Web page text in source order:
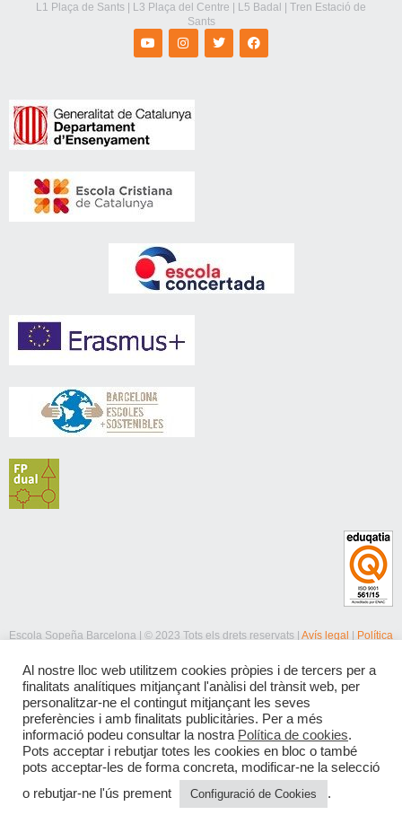
L1 Plaça de Sants | L3 Plaça del Centre | L5 Badal | Tren Estació de
Sants
Escola Sopeña Barcelona | © 2023 Tots els drets reservats | Avís legal
Política
Al nostre lloc web utilitzem cookies pròpies i de tercers per a
finalitats analítiques mitjançant l'anàlisi del trànsit web, per
personalitzar-ne el contingut mitjançant les seves
preferències i amb finalitats publicitàries. Per a més
informació podeu consultar la nostra Política de cookies.
Pots acceptar i rebutjar totes les cookies en bloc o també
pots acceptar-les de forma concreta, modificar-ne la selecció
o rebutjar-ne l'ús prement
Configuració de Cookies .